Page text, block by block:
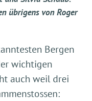
übrigens von Roger
Bergen
wichtigen
auch weil drei